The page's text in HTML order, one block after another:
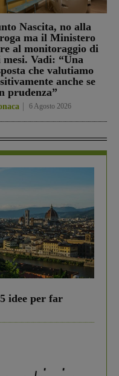
Nascita, no alla
ma il Ministero
al monitoraggio di
mesi. Vadi: “Una
che valutiamo
anche se
prudenza”
6 Agosto 2026
idee per far